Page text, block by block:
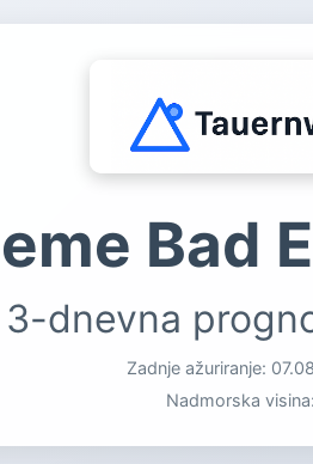
Bad
3-dnevna
Zadnje ažuriranje:
Nadmorska